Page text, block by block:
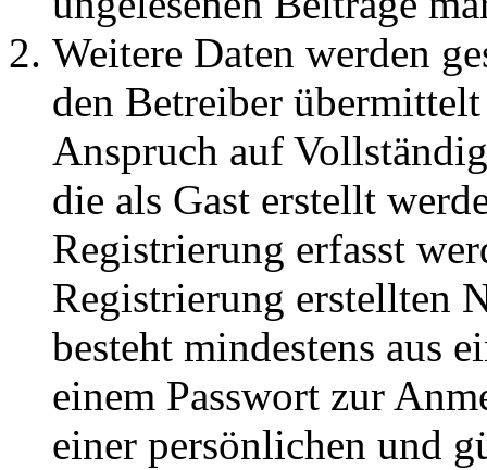
Weitere Daten werden
den Betreiber
Anspruch auf
die als Gast erstellt
Registrierung erfasst
Registrierung erstellten
besteht mindestens aus
einem Passwort zur
einer persönlichen und